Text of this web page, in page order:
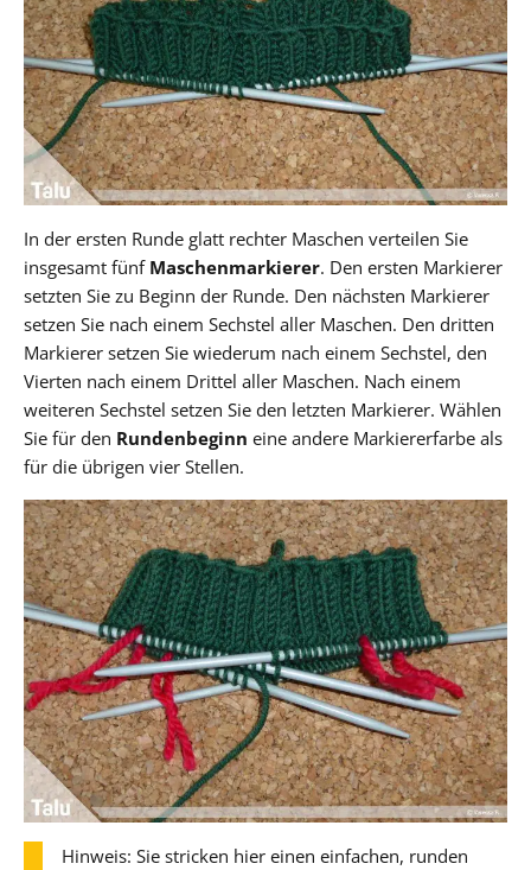
In der ersten Runde glatt rechter Maschen verteilen Sie
insgesamt fünf Maschenmarkierer. Den ersten Markierer
setzten Sie zu Beginn der Runde. Den nächsten Markierer
setzen Sie nach einem Sechstel aller Maschen. Den dritten
Markierer setzen Sie wiederum nach einem Sechstel, den
Vierten nach einem Drittel aller Maschen. Nach einem
weiteren Sechstel setzen Sie den letzten Markierer. Wählen
Sie für den Rundenbeginn eine andere Markiererfarbe als
für die übrigen vier Stellen.
Hinweis: Sie stricken hier einen einfachen, runden